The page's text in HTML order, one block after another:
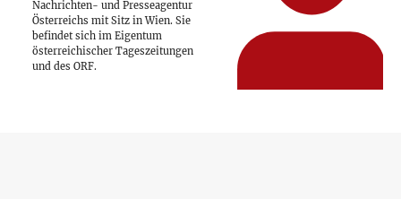
Nachrichten- und Presseagentur
Österreichs mit Sitz in Wien. Sie
befindet sich im Eigentum
österreichischer Tageszeitungen
und des ORF.